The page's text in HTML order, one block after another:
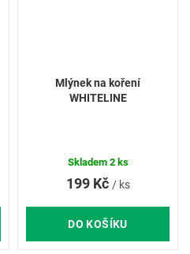
Mlýnek na koření
WHITELINE
199 Kč / ks
DO KOŠÍKU
Skladem 2 ks